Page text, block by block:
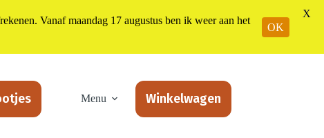
Menu Winkelwagen
Vanaf maandag 17 augustus ben ik weer aan het
OK
X